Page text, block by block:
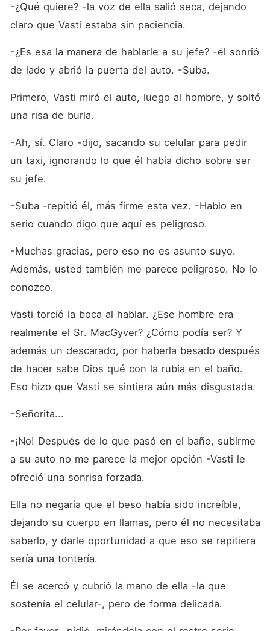
-¿Qué quiere? -la voz de ella salió seca, dejando
claro que Vasti estaba sin paciencia.
-¿Es esa la manera de hablarle a su jefe? -él sonrió
de lado y abrió la puerta del auto. -Suba.
Primero, Vasti miró el auto, luego al hombre, y soltó
una risa de burla.
-Ah, sí. Claro -dijo, sacando su celular para pedir
un taxi, ignorando lo que él había dicho sobre ser
su jefe.
-Suba -repitió él, más firme esta vez. -Hablo en
serio cuando digo que aquí es peligroso.
-Muchas gracias, pero eso no es asunto suyo.
Además, usted también me parece peligroso. No lo
conozco.
Vasti torció la boca al hablar. ¿Ese hombre era
realmente el Sr. MacGyver? ¿Cómo podía ser? Y
además un descarado, por haberla besado después
de hacer sabe Dios qué con la rubia en el baño.
Eso hizo que Vasti se sintiera aún más disgustada.
-Señorita...
-¡No! Después de lo que pasó en el baño, subirme
a su auto no me parece la mejor opción -Vasti le
ofreció una sonrisa forzada.
Ella no negaría que el beso había sido increíble,
dejando su cuerpo en llamas, pero él no necesitaba
saberlo, y darle oportunidad a que eso se repitiera
sería una tontería.
Él se acercó y cubrió la mano de ella -la que
sostenía el celular-, pero de forma delicada.